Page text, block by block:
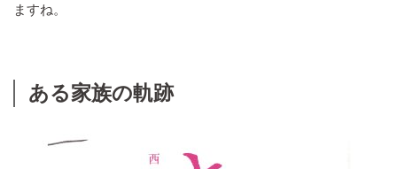
ますね。
ある家族の軌跡